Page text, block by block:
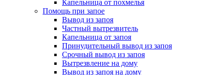
Капельница от похмелья
Помощь при запое
Вывод из запоя
Частный вытрезвитель
Капельница от запоя
Принудительный вывод из запоя
Срочный вывод из запоя
Вытрезвление на дому
Вывод из запоя на дому